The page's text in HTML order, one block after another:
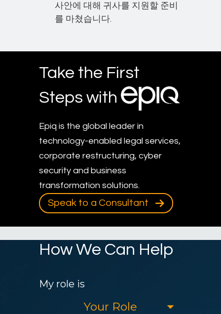
사안에 대해 귀사를 지원할 준비
를 마쳤습니다.
Take the First
Steps with
Epiq is the global leader in
technology-enabled legal services,
corporate restructuring, cyber
security and business
transformation solutions.
Speak to a Consultant
How We Can Help
My role is